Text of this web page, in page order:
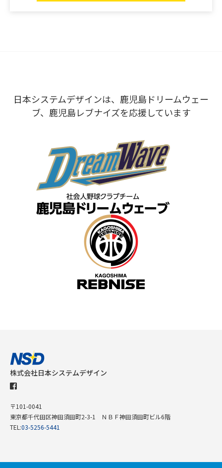
日本システムデザインは、鹿児島ドリームウェー
ブ、鹿児島レブナイズを応援しています
株式会社日本システムデザイン
〒101-0041
東京都千代田区神田須田町2-3-1 ＮＢＦ神田須田町ビル6階
TEL:03-5256-5441